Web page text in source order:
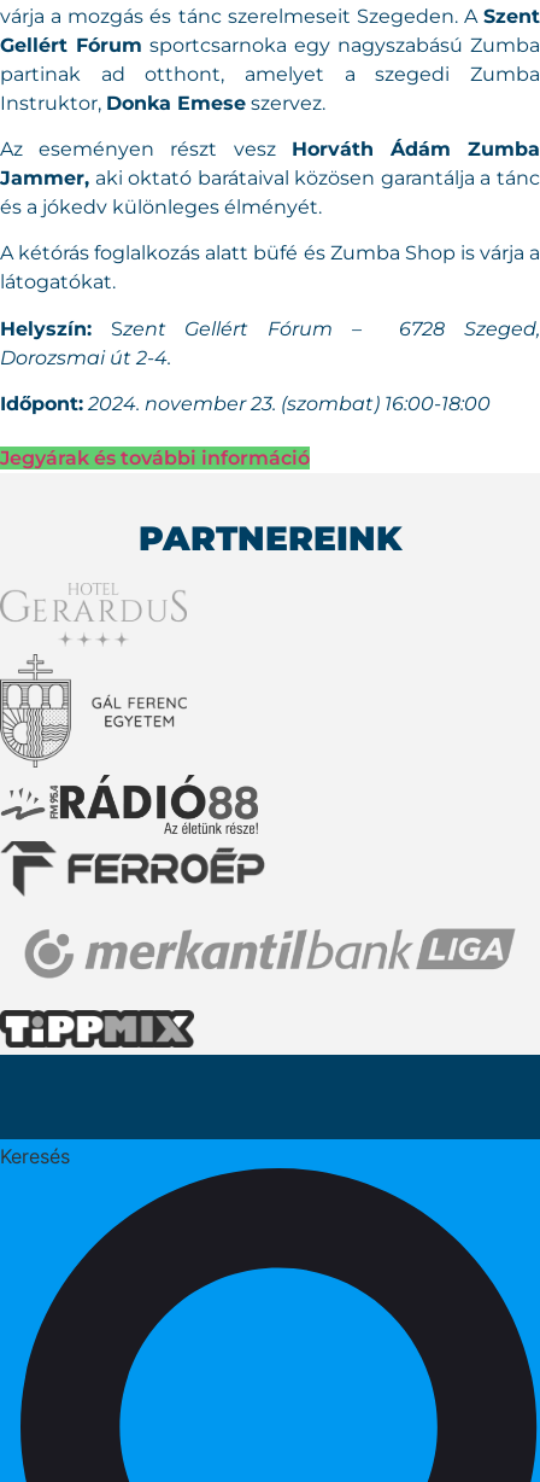
várja a mozgás és tánc szerelmeseit Szegeden. A Szent
Gellért Fórum sportcsarnoka egy nagyszabású Zumba
partinak ad otthont, amelyet a szegedi Zumba
Instruktor, Donka Emese szervez.
Az eseményen részt vesz Horváth Ádám Zumba
Jammer, aki oktató barátaival közösen garantálja a tánc
és a jókedv különleges élményét.
A kétórás foglalkozás alatt büfé és Zumba Shop is várja a
látogatókat.
Helyszín: Szent Gellért Fórum – 6728 Szeged,
Dorozsmai út 2-4.
Időpont: 2024. november 23. (szombat) 16:00-18:00
Jegyárak és további információ
PARTNEREINK
Keresés